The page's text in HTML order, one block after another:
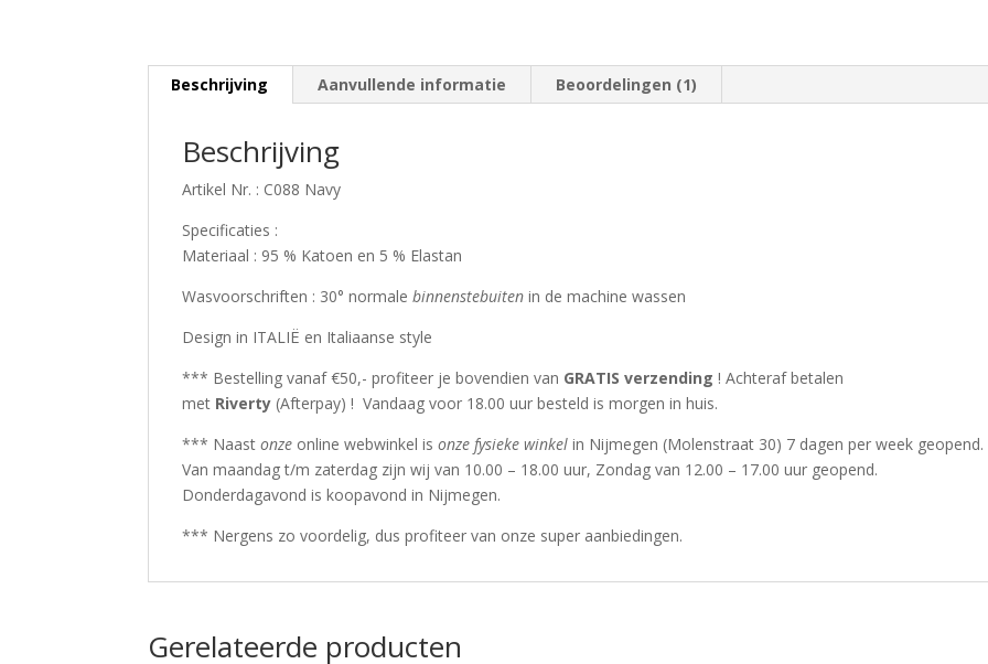
Navy
aantal
Beschrijving Aanvullende informatie Beoordelingen (1)
Beschrijving
Artikel Nr. : C088 Navy
Specificaties :
Materiaal : 95 % Katoen en 5 % Elastan
Wasvoorschriften : 30° normalebinnenstebuitenin de machine wassen
Design in ITALIË en Italiaanse style
*** Bestelling vanaf €50,- profiteer je bovendien van GRATIS verzending! Achteraf betalen
met Riverty (Afterpay) ! Vandaag voor 18.00 uur besteld is morgen in huis.
*** Naastonze online webwinkel isonze fysieke winkel in Nijmegen (Molenstraat 30) 7 dagen per week geopend.
Van maandag t/m zaterdag zijn wij van 10.00 – 18.00 uur, Zondag van 12.00 – 17.00 uur geopend.
Donderdagavond is koopavond in Nijmegen.
*** Nergens zo voordelig, dus profiteer van onze super aanbiedingen.
Gerelateerde producten